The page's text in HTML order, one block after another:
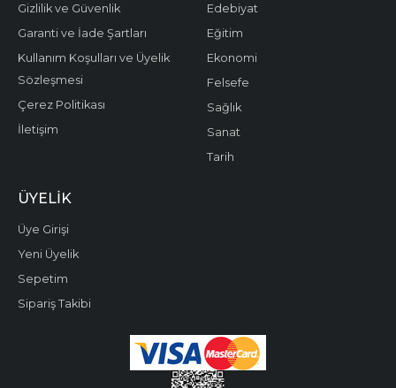
Gizlilik ve Güvenlik
Garanti ve İade Şartları
Kullanım Koşulları ve Üyelik
Sözleşmesi
Çerez Politikası
İletişim
Edebiyat
Eğitim
Ekonomi
Felsefe
Sağlık
Sanat
Tarih
ÜYELIK
Üye Girişi
Yeni Üyelik
Sepetim
Sipariş Takibi